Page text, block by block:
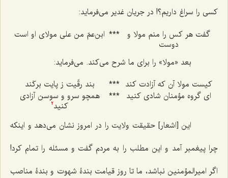
کسی را سراغ داریم؟! در جریان غدیر می‌فرماید:
گفت هر کس را منم مولا و
دوست
*** ابن‌عمّ من علی مولای او است
بعد «مولا» را برای ما شرح می‌کند. می‌فرماید:
کیست مولا آن که آزادت کند ***
بند رقّیت ز پایت برکَند
ای گروه مؤمنان شادی کنید ***
همچو سرو و سوسن آزادی
کنید2
این [اشعار] حقیقت ولایت را در امروز نشان می‌دهد و اینکه
چرا پیغمبر آمد و این مطلب را به مردم گفت و مسئله را تمام کرد!
اگر امیرالمؤمنین نباشد، ما تا روز قیامت بندۀ شهوت و بندۀ مناصب